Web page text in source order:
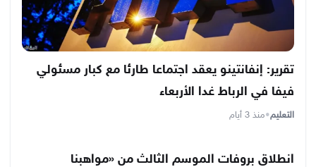
تقرير: إنفانتينو يعقد اجتماعا طارئا مع كبار مسئولي
فيفا في الرباط غدا الأربعاء
التعليم•منذ 3 أيام
انطلاق بروفات الموسم الثالث من «مواهبنا